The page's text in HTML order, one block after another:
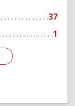
37
1
Подробнее